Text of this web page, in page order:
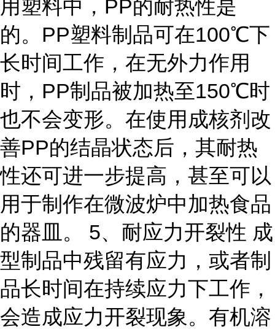
用塑料中，PP的耐热性是
的。PP塑料制品可在100℃下
长时间工作，在无外力作用
时，PP制品被加热至150℃时
也不会变形。在使用成核剂改
善PP的结晶状态后，其耐热
性还可进一步提高，甚至可以
用于制作在微波炉中加热食品
的器皿。 5、耐应力开裂性 成
型制品中残留有应力，或者制
品长时间在持续应力下工作，
会造成应力开裂现象。有机溶